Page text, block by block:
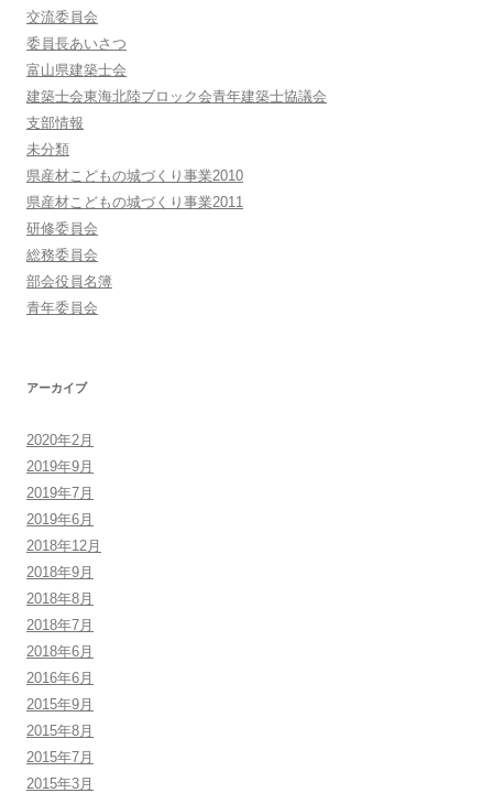
交流委員会
委員長あいさつ
富山県建築士会
建築士会東海北陸ブロック会青年建築士協議会
支部情報
未分類
県産材こどもの城づくり事業2010
県産材こどもの城づくり事業2011
研修委員会
総務委員会
部会役員名簿
青年委員会
アーカイブ
2020年2月
2019年9月
2019年7月
2019年6月
2018年12月
2018年9月
2018年8月
2018年7月
2018年6月
2016年6月
2015年9月
2015年8月
2015年7月
2015年3月